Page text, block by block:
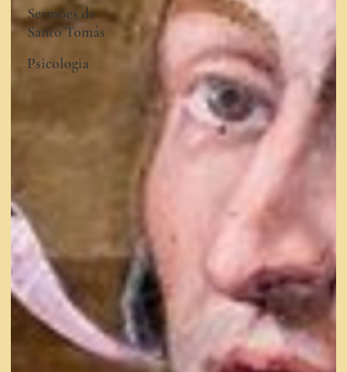
Sermões de
Santo Tomás
Psicologia